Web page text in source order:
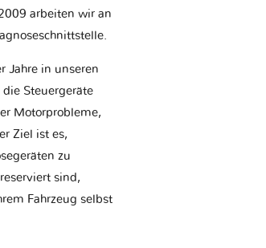
arbeiten wir an
Jahre in unseren
Steuergeräte
Motorprobleme,
Ziel ist es,
zu
sind,
Fahrzeug selbst